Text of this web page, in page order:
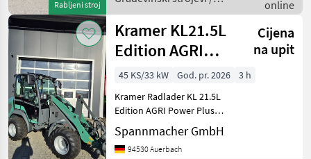
Rabljeni stroj
Kramer
online
Kramer KL21.5L
Edition AGRI
PowerPlus
Cijena
na upit
45 KS/33 kW God. pr. 2026
3 h
Kramer Radlader KL 21.5L
Edition AGRI Power Plus
automatischer
Laststabilisator Kabine mit
Heizung Radio mit DAB+
Spannmacher GmbH
94530 Auerbach